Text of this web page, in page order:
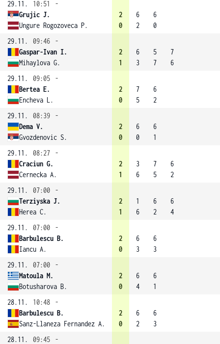
29.11. 10:51
-
Grujic J.
Ungure Rogozoveca P.
2
0
6
2
6
0
29.11.
09:46
-
Gaspar-Ivan I.
Mihaylova G.
2
1
6
3
5
7
7
6
29.11.
09:05
-
Bertea E.
Encheva L.
2
0
7
5
6
2
29.11.
08:39
-
Dema V.
Gvozdenovic S.
2
0
6
0
6
1
29.11.
08:27
-
Craciun G.
Cernecka A.
2
1
3
6
7
5
6
2
29.11.
07:00
-
Terziyska J.
Herea C.
2
1
1
6
6
2
6
4
29.11.
07:00
-
Barbulescu B.
Iancu A.
2
0
6
3
6
3
29.11.
07:00
-
Matoula M.
Botusharova B.
2
0
6
4
6
1
28.11.
10:48
-
Barbulescu B.
Sanz-Llaneza Fernandez A.
2
0
6
2
6
3
28.11.
09:45
-